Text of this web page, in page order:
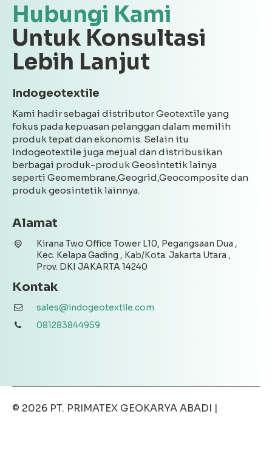
Hubungi Kami
Untuk Konsultasi
Lebih Lanjut
Indogeotextile
Kami hadir sebagai distributor Geotextile yang
fokus pada kepuasan pelanggan dalam memilih
produk tepat dan ekonomis. Selain itu
Indogeotextile juga mejual dan distribusikan
berbagai produk-produk Geosintetik lainya
seperti Geomembrane,Geogrid,Geocomposite dan
produk geosintetik lainnya.
Alamat
Kirana Two Office Tower L10, Pegangsaan Dua ,
Kec. Kelapa Gading , Kab/Kota. Jakarta Utara ,
Prov. DKI JAKARTA 14240
Kontak
sales@indogeotextile.com
081283844959
© 2026 PT. PRIMATEX GEOKARYA ABADI |